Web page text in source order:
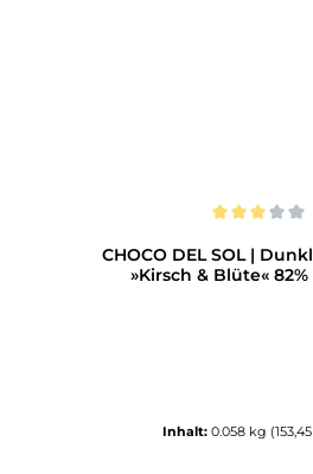
CHOCO DEL SOL |
»Kirsch & Blüte« 82%
Inhalt: 0.058 kg